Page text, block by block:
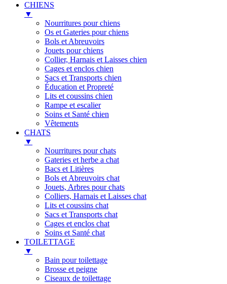
CHIENS
▼
Nourritures pour chiens
Os et Gateries pour chiens
Bols et Abreuvoirs
Jouets pour chiens
Collier, Harnais et Laisses chien
Cages et enclos chien
Sacs et Transports chien
Éducation et Propreté
Lits et coussins chien
Rampe et escalier
Soins et Santé chien
Vêtements
CHATS
▼
Nourritures pour chats
Gateries et herbe a chat
Bacs et Litières
Bols et Abreuvoirs chat
Jouets, Arbres pour chats
Colliers, Harnais et Laisses chat
Lits et coussins chat
Sacs et Transports chat
Cages et enclos chat
Soins et Santé chat
TOILETTAGE
▼
Bain pour toilettage
Brosse et peigne
Ciseaux de toilettage